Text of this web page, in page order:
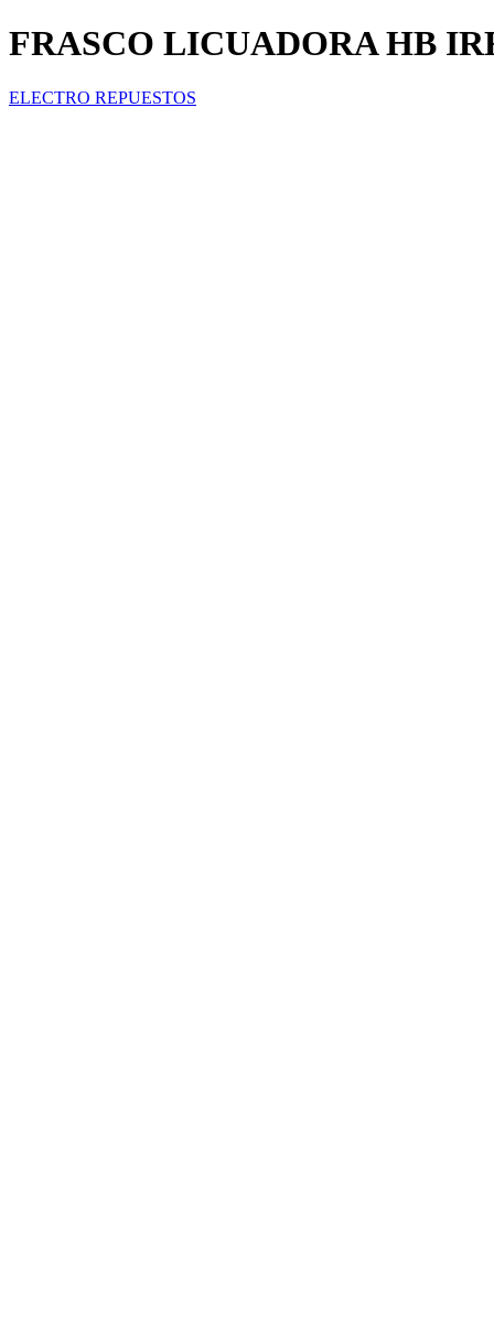
FRASCO LICUADORA HB
ELECTRO REPUESTOS